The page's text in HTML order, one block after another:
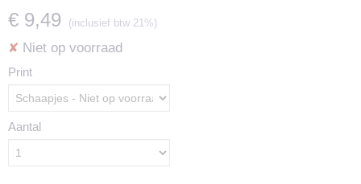
€ 9,49 (inclusief btw 21%)
✘ Niet op voorraad
Print
Aantal